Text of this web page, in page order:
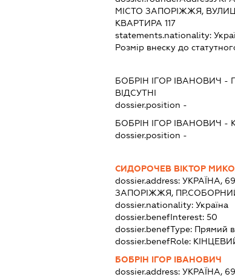
МІСТО ЗАПОРІЖЖЯ,
КВАРТИРА 117
statements.nationality:
Розмір внеску до
БОБРІН ІГОР ІВАНОВИЧ -
ВІДСУТНІ
dossier.position -
БОБРІН ІГОР ІВАНОВИЧ -
dossier.position -
СИДОРОЧЕВ ВІКТОР
dossier.address:УКРАЇНА,
ЗАПОРІЖЖЯ,
dossier.nationality:Україна
dossier.benefInterest:50
dossier.benefType: Прямий
dossier.benefRole:
БОБРІН ІГОР ІВАНОВИЧ
dossier.address:УКРАЇНА,